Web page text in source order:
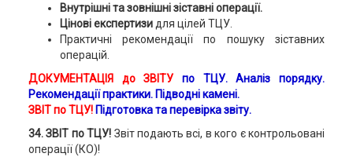
Внутрішні та зовнішні зіставні операції.
Цінові експертизидля цілей ТЦУ.
Практичні рекомендації по пошуку зіставних
операцій.
ДОКУМЕНТАЦІЯ до ЗВІТУ по ТЦУ. Аналіз порядку.
Рекомендації практики. Підводні камені.
ЗВІТ по ТЦУ! Підготовка та перевірка звіту.
34. ЗВІТ по ТЦУ! Звіт подають всі, в кого є контрольовані
операції (КО)!